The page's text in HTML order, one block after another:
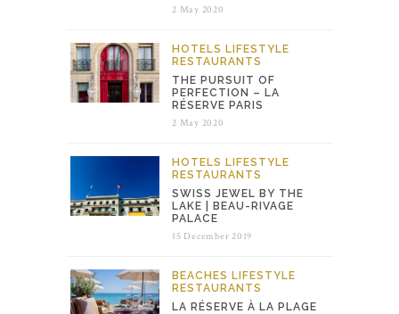
2 May 2020
HOTELS LIFESTYLE
RESTAURANTS
THE PURSUIT OF
PERFECTION – LA
RÉSERVE PARIS
2 May 2020
HOTELS LIFESTYLE
RESTAURANTS
SWISS JEWEL BY THE
LAKE | BEAU-RIVAGE
PALACE
15 December 2019
BEACHES LIFESTYLE
RESTAURANTS
LA RÉSERVE À LA PLAGE